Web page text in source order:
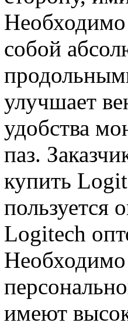
Необходимо
собой
улучшает
удобства
паз.
купить
пользуется
Logitech
Необходимо
имеют